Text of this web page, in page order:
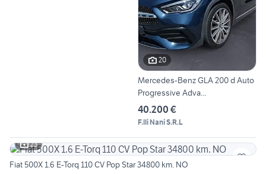
20
Mercedes-Benz GLA 200 d Auto
Progressive Adva...
40.200 €
F.lli Nani S.R.L
23
Fiat 500X 1.6 E-Torq 110 CV Pop Star 34800 km. NO